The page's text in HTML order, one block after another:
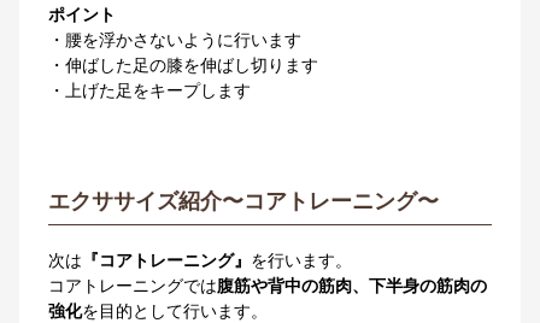
ポイント
・腰を浮かさないように行います
・伸ばした足の膝を伸ばし切ります
・上げた足をキープします
エクササイズ紹介〜コアトレーニング〜
次は 『コアトレーニング』 を行います。
コアトレーニングでは腹筋や背中の筋肉、下半身の筋肉の
強化を目的として行います。